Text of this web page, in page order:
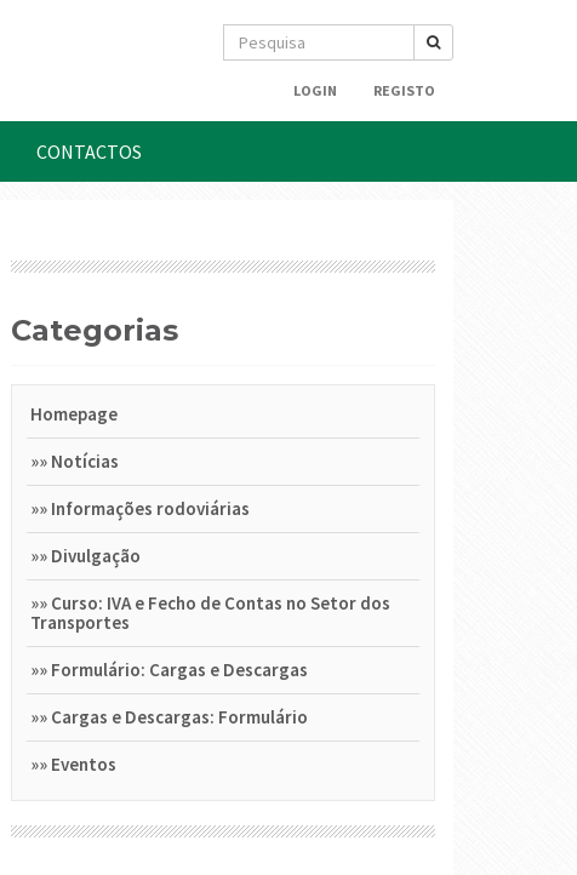
LOGIN REGISTO
CONTACTOS
Categorias
Homepage
»» Notícias
»» Informações rodoviárias
»» Divulgação
»» Curso: IVA e Fecho de Contas no Setor dos
Transportes
»» Formulário: Cargas e Descargas
»» Cargas e Descargas: Formulário
»» Eventos